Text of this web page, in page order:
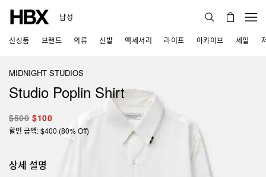
남성
신상품 브랜드 의류 신발 액세서리 라이프 아카이브 세일
MIDNIGHT STUDIOS
Studio Poplin Shirt
$500 $100
할인 금액: $400 (80% Off)
상세 설명